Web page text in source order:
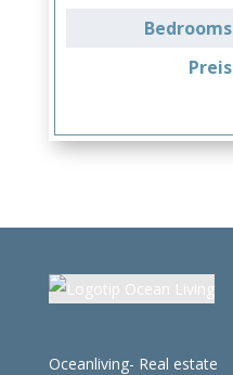
Bedrooms
Preis
Oceanliving- Real estate